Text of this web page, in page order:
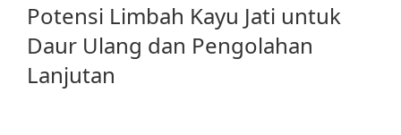
Potensi Limbah Kayu Jati untuk
Daur Ulang dan Pengolahan
Lanjutan